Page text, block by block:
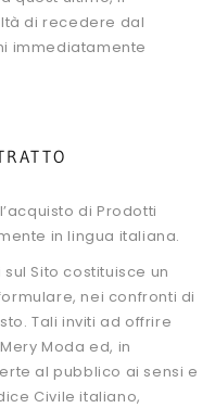
di recedere dal
immediatamente
di Prodotti
in lingua italiana.
Sito costituisce un
nei confronti di
Tali inviti ad offrire
Moda ed, in
al pubblico ai sensi e
Civile italiano,